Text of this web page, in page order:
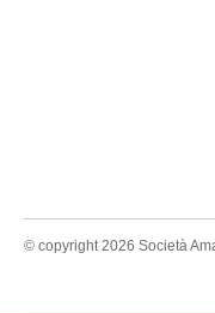
© copyright 2026 Società